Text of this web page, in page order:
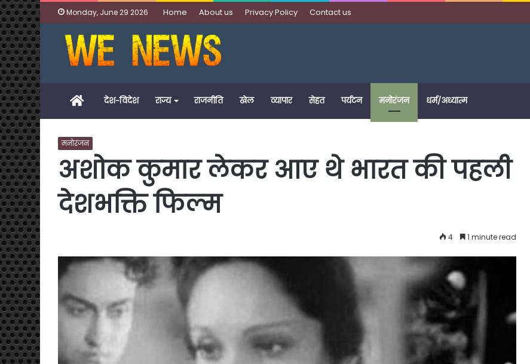
Monday, June 29 2026 Home About us Privacy Policy Contact us
Homeदेश-विदेश राज्य राजनीति खेल व्यापार सेहत पर्यटन मनोरंजन धर्म/अध्यात्म
मनोरंजन
अशोक कुमार लेकर आए थे भारत की पहली
देशभक्ति फिल्म
4 1 minute read